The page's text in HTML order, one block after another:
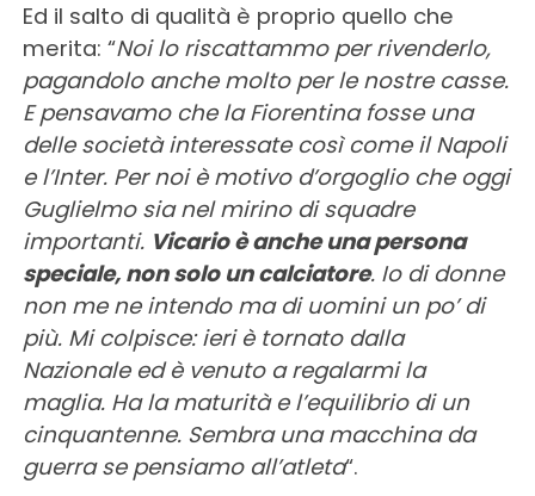
Ed il salto di qualità è proprio quello che
merita: “Noi lo riscattammo per rivenderlo,
pagandolo anche molto per le nostre casse.
E pensavamo che la Fiorentina fosse una
delle società interessate così come il Napoli
e l’Inter. Per noi è motivo d’orgoglio che oggi
Guglielmo sia nel mirino di squadre
importanti. Vicario è anche una persona
speciale, non solo un calciatore. Io di donne
non me ne intendo ma di uomini un po’ di
più. Mi colpisce: ieri è tornato dalla
Nazionale ed è venuto a regalarmi la
maglia. Ha la maturità e l’equilibrio di un
cinquantenne. Sembra una macchina da
guerra se pensiamo all’atleta“.